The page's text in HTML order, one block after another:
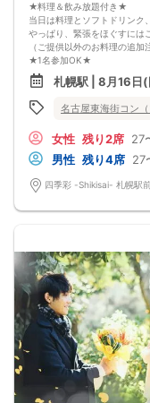
8/16(日)アラサーコン札幌
★料理＆飲み放題付き★
当日は料理とソフトドリンク
やっぱり、緊張をほぐすには
（ご提供以外のお料理の追
★1名参加OK★
他の1名参加の方とペアにな
基本的には２：２のグループ
（１：１でのトークはござい
★プロフィールカードによ
なんてことは絶対ありません
プロフィールカードを活用し
★完全着席型・連絡先交換は
完全着席型で席替えはできる
席替えの５分前には連絡先
1. ２名様以上でのご参加は
2. 服装の指定はございませ
れています。
3. 開催判断はイベント前日
なりますが、当日に参加者の
回った場合、一切返金などの
4. イベントページ内の「お
数、男女比率と異なる可能性
5. 当日は店舗の外ではなく
で来た」旨をお伝えください。
6. お釣りの用意はございま
札幌駅 | 8月16日
名古屋東海街コン（
女性 残り2席 27
男性 残り4席 27
四季彩 -Shikisai- 札幌駅